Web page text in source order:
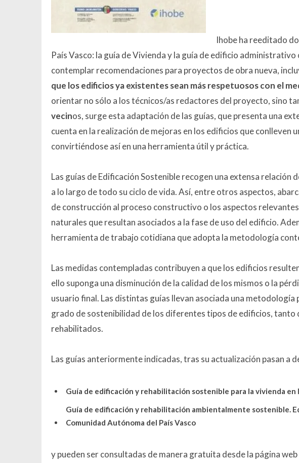
Ihobe ha reeditado
País Vasco: la guía de Vivienda y la guía de edificio administrativo
contemplar recomendaciones para proyectos de obra nueva,
que los edificios ya existentes sean más respetuosos con el
orientar no sólo a los técnicos/as redactores del proyecto, sino
vecinos, surge esta adaptación de las guías, que presenta una
cuenta en la realización de mejoras en los edificios que conlleven
convirtiéndose así en una herramienta útil y práctica.
Las guías de Edificación Sostenible recogen una extensa relación
a lo largo de todo su ciclo de vida. Así, entre otros aspectos,
de construcción al proceso constructivo o los aspectos
naturales que resultan asociados a la fase de uso del edificio.
herramienta de trabajo cotidiana que adopta la metodología
Las medidas contempladas contribuyen a que los edificios
ello suponga una disminución de la calidad de los mismos o la
usuario final. Las distintas guías llevan asociada una
grado de sostenibilidad de los diferentes tipos de edificios, tanto
rehabilitados.
Las guías anteriormente indicadas, tras su actualización pasan a
Guía de edificación y rehabilitación sostenible para la vivienda en
Guía de edificación y rehabilitación ambientalmente sostenible.
Comunidad Autónoma del País Vasco
y pueden ser consultadas de manera gratuita desde la página web